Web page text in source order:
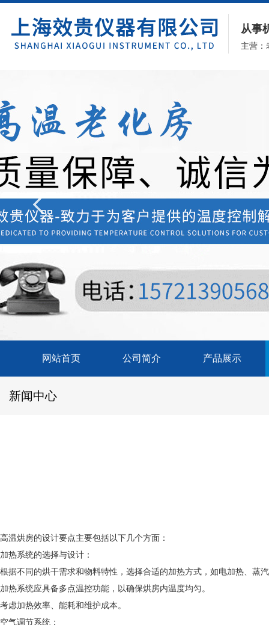
从事
主营：
网站首页 公司简介 产品展示
新闻中心
高温烘房的设计要点主要包括以下几个方面：
加热系统的选择与设计：
根据不同的烘干需求和物料特性，选择合适的加热方式，如电加热、蒸
加热系统应具备多点温控功能，以确保烘房内温度均匀。
考虑加热效率、能耗和维护成本。
空气调节系统：